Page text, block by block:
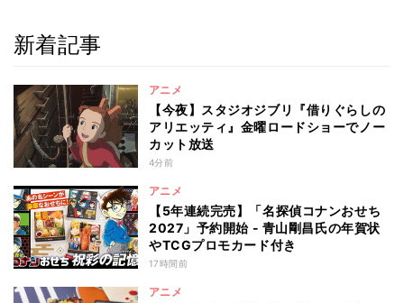
新着記事
アニメ
【今夜】スタジオジブリ『借りぐらしの
アリエッティ』金曜ロードショーでノー
カット放送
4分前
アニメ
【5年連続完売】「名探偵コナンおせち
2027」予約開始 - 青山剛昌氏の年賀状
やTCGプロモカード付き
17時間前
アニメ